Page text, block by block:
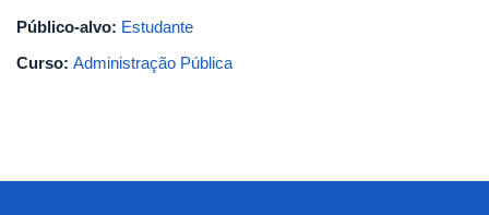
Público-alvo: Estudante
Curso: Administração Pública